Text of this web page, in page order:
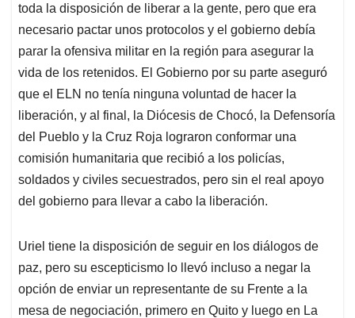
toda la disposición de liberar a la gente, pero que era
necesario pactar unos protocolos y el gobierno debía
parar la ofensiva militar en la región para asegurar la
vida de los retenidos. El Gobierno por su parte aseguró
que el ELN no tenía ninguna voluntad de hacer la
liberación, y al final, la Diócesis de Chocó, la Defensoría
del Pueblo y la Cruz Roja lograron conformar una
comisión humanitaria que recibió a los policías,
soldados y civiles secuestrados, pero sin el real apoyo
del gobierno para llevar a cabo la liberación.
Uriel tiene la disposición de seguir en los diálogos de
paz, pero su escepticismo lo llevó incluso a negar la
opción de enviar un representante de su Frente a la
mesa de negociación, primero en Quito y luego en La